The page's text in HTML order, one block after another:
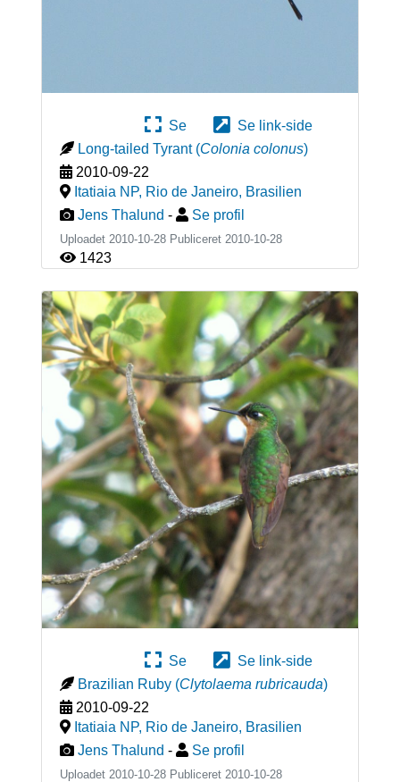
Se
Se link-side
Long-tailed Tyrant (Colonia colonus)
2010-09-22
Itatiaia NP, Rio de Janeiro, Brasilien
Jens Thalund - Se profil
Uploadet 2010-10-28 Publiceret 2010-10-28
1423
Se
Se link-side
Brazilian Ruby (Clytolaema rubricauda)
2010-09-22
Itatiaia NP, Rio de Janeiro, Brasilien
Jens Thalund - Se profil
Uploadet 2010-10-28 Publiceret 2010-10-28